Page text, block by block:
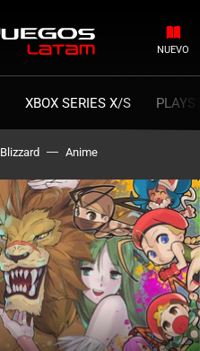
NUEVO
XBOX SERIES X/S
Blizzard Anime